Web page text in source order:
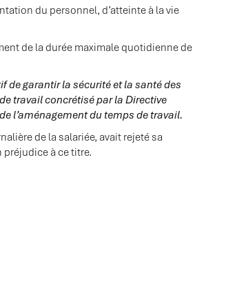
du personnel, d’atteinte à la vie
de la durée maximale quotidienne de
de garantir la sécurité et la santé des
travail concrétisé par la Directive
l’aménagement du temps de travail.
de la salariée, avait rejeté sa
à ce titre.